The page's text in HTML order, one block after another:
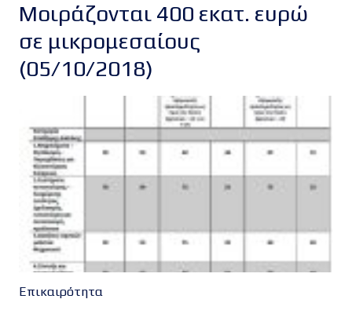
Μοιράζονται 400 εκατ. ευρώ
σε μικρομεσαίους
(05/10/2018)
Επικαιρότητα